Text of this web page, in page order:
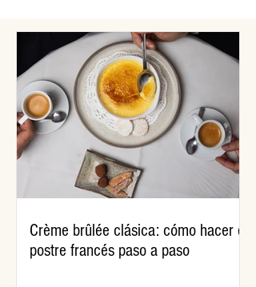
Crème brûlée clásica: cómo hacer el
postre francés paso a paso